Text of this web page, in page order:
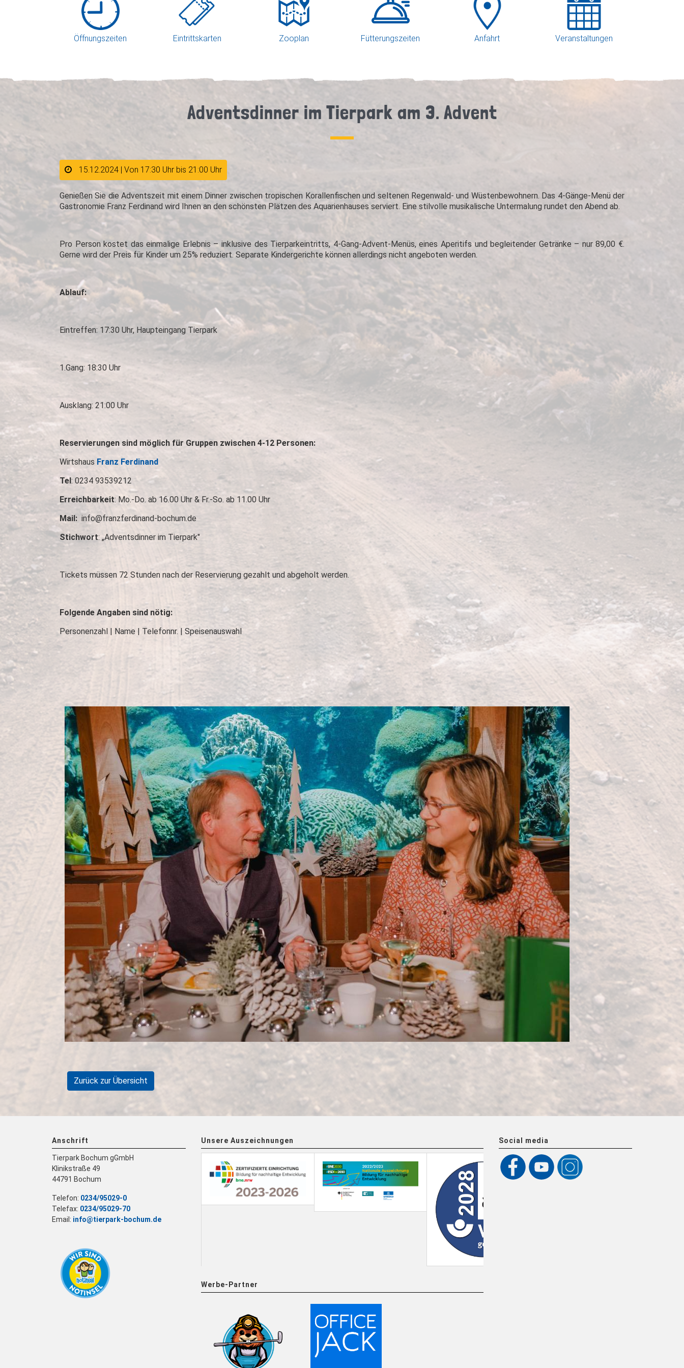
Öffnungszeiten Eintrittskarten Zooplan Fütterungszeiten Anfahrt Veranstaltungen
Adventsdinner im Tierpark am 3. Advent
15.12.2024 | Von 17:30 Uhr bis 21:00 Uhr
Genießen Sie die Adventszeit mit einem Dinner zwischen tropischen Korallenfischen und seltenen Regenwald- und Wüstenbewohnern. Das 4-Gänge-Menü der
Gastronomie Franz Ferdinand wird Ihnen an den schönsten Plätzen des Aquarienhauses serviert. Eine stilvolle musikalische Untermalung rundet den Abend ab.
Pro Person kostet das einmalige Erlebnis – inklusive des Tierparkeintritts, 4-Gang-Advent-Menüs, eines Aperitifs und begleitender Getränke – nur 89,00 €.
Gerne wird der Preis für Kinder um 25% reduziert. Separate Kindergerichte können allerdings nicht angeboten werden.
Ablauf:
Eintreffen: 17:30 Uhr, Haupteingang Tierpark
1.Gang: 18:30 Uhr
Ausklang: 21:00 Uhr
Reservierungen sind möglich für Gruppen zwischen 4-12 Personen:
Wirtshaus Franz Ferdinand
Tel: 0234 93539212
Erreichbarkeit: Mo.-Do. ab 16.00 Uhr & Fr.-So. ab 11.00 Uhr
Mail: info@franzferdinand-bochum.de
Stichwort: „Adventsdinner im Tierpark"
Tickets müssen 72 Stunden nach der Reservierung gezahlt und abgeholt werden.
Folgende Angaben sind nötig:
Personenzahl | Name | Telefonnr. | Speisenauswahl
Zurück zur Übersicht
Anschrift
Tierpark Bochum gGmbH
Klinikstraße 49
44791 Bochum
Telefon: 0234/95029-0
Telefax: 0234/95029-70
Email: info@tierpark-bochum.de
Unsere Auszeichnungen
Werbe-Partner
Social media